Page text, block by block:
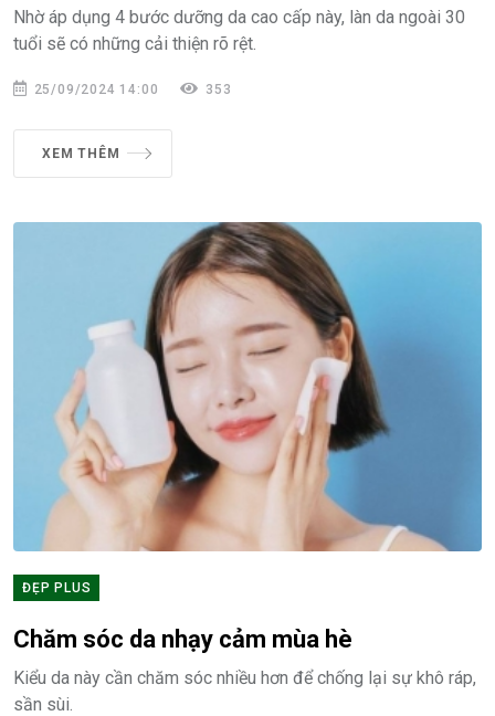
Nhờ áp dụng 4 bước dưỡng da cao cấp này, làn da ngoài 30
tuổi sẽ có những cải thiện rõ rệt.
25/09/2024 14:00 353
XEM THÊM
ĐẸP PLUS
Chăm sóc da nhạy cảm mùa hè
Kiểu da này cần chăm sóc nhiều hơn để chống lại sự khô ráp,
sần sùi.